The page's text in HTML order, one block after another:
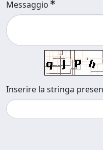
Messaggio
Inserire la stringa